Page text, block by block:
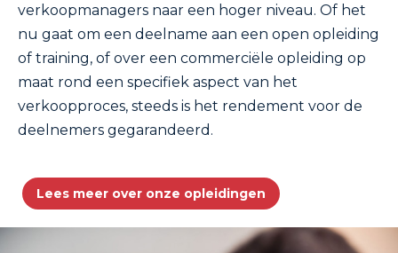
verkoopmanagers naar een hoger niveau. Of het
nu gaat om een deelname aan een open opleiding
of training, of over een commerciële opleiding op
maat rond een specifiek aspect van het
verkoopproces, steeds is het rendement voor de
deelnemers gegarandeerd.
Lees meer over onze opleidingen